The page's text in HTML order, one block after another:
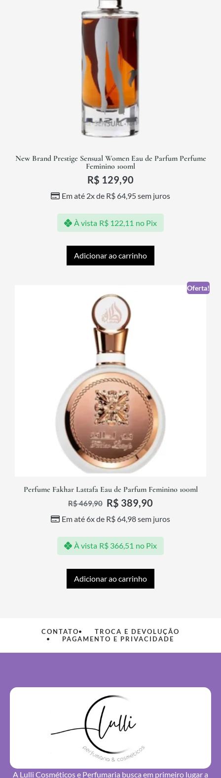
New Brand Prestige Sensual Women Eau de Parfum Perfume
Feminino 100ml
R$ 129,90
Em até 2x de R$ 64,95sem juros
À vista R$ 122,11 no Pix
Adicionar ao carrinho
Oferta!
Perfume Fakhar Lattafa Eau de Parfum Feminino 100ml
R$469,90 R$ 389,90
Em até 6x de R$ 64,98sem juros
À vista R$ 366,51 no Pix
Adicionar ao carrinho
CONTATO
TROCA E DEVOLUÇÃO
PAGAMENTO E PRIVACIDADE
A Lulli Cosméticos e Perfumaria busca em primeiro lugar a